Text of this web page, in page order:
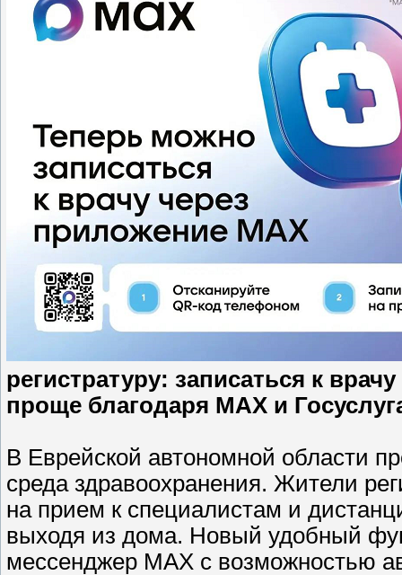
регистратуру: записаться к
проще благодаря MAX и
В Еврейской автономной области
среда здравоохранения. Жители
на прием к специалистам и
выходя из дома. Новый удобный
мессенджер MAX с возможностью